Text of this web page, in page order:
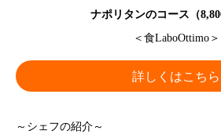
ナポリタンのコース（
＜食LaboOttimo＞
詳しくはこちら
～シェフの紹介～